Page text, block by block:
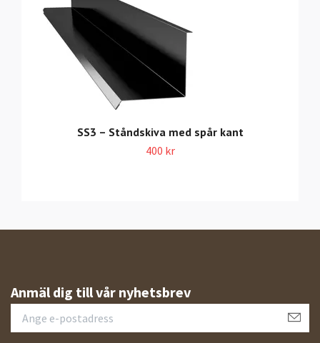
SS3 – Ståndskiva med spår kant
400 kr
Anmäl dig till vår nyhetsbrev